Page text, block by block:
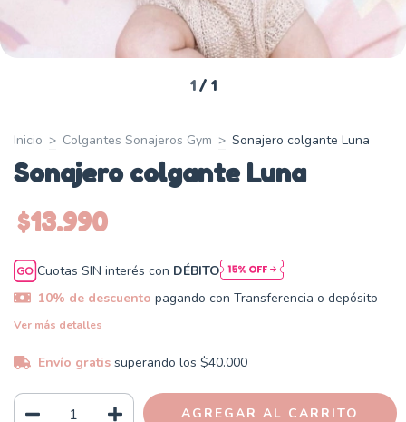
1 / 1
Inicio > Colgantes Sonajeros Gym > Sonajero colgante Luna
Sonajero colgante Luna
$13.990
Cuotas SIN interés con DÉBITO
10% de descuento pagando con Transferencia o depósito
Ver más detalles
Envío gratis superando los $40.000